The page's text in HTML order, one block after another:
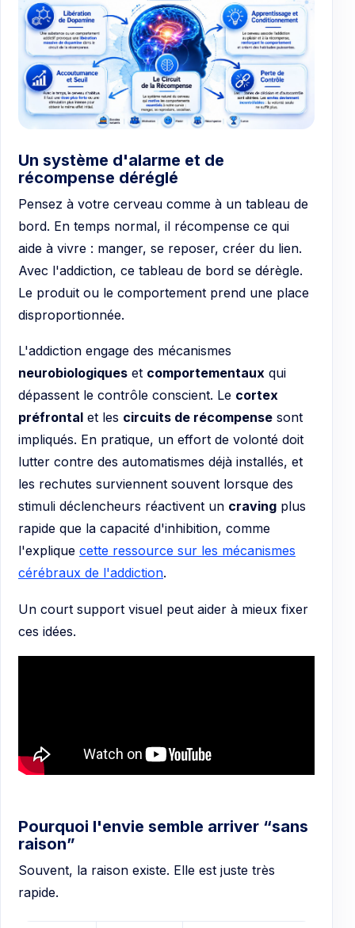
Un système d'alarme et de
récompense déréglé
Pensez à votre cerveau comme à un tableau de
bord. En temps normal, il récompense ce qui
aide à vivre : manger, se reposer, créer du lien.
Avec l'addiction, ce tableau de bord se dérègle.
Le produit ou le comportement prend une place
disproportionnée.
L'addiction engage des mécanismes
neurobiologiques et comportementaux qui
dépassent le contrôle conscient. Le cortex
préfrontal et les circuits de récompense sont
impliqués. En pratique, un effort de volonté doit
lutter contre des automatismes déjà installés, et
les rechutes surviennent souvent lorsque des
stimuli déclencheurs réactivent un craving plus
rapide que la capacité d'inhibition, comme
l'explique cette ressource sur les mécanismes
cérébraux de l'addiction.
Un court support visuel peut aider à mieux fixer
ces idées.
Pourquoi l'envie semble arriver “sans
raison”
Souvent, la raison existe. Elle est juste très
rapide.